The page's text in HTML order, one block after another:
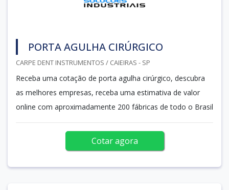
PORTA AGULHA CIRÚRGICO
CARPE DENT INSTRUMENTOS / CAIEIRAS - SP
Receba uma cotação de porta agulha cirúrgico, descubra
as melhores empresas, receba uma estimativa de valor
online com aproximadamente 200 fábricas de todo o Brasil
Cotar agora